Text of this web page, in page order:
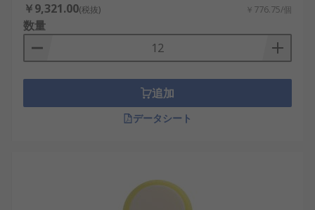
￥9,321.00(税抜) ￥776.75/個
数量
追加
データシート